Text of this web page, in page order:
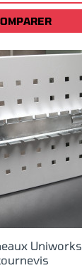
Crochet porte-